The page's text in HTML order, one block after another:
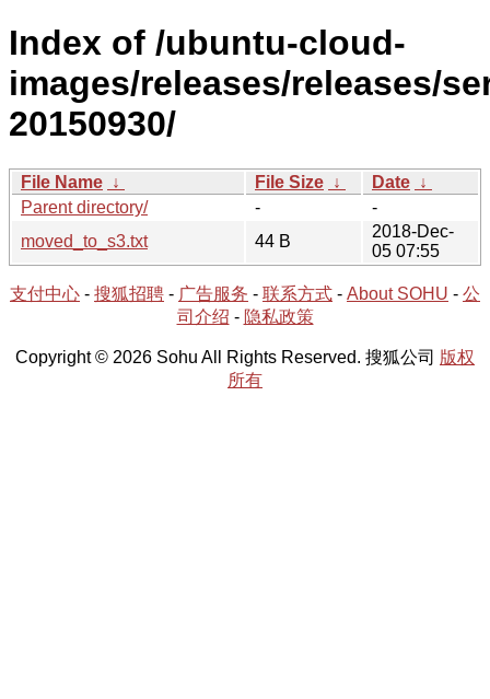
Index of /ubuntu-cloud-
images/releases/releases/
20150930/
File Name ↓ File Size ↓ Date ↓
Parent directory/
-
-
moved_to_s3.txt
44 B
2018-Dec-
05 07:55
支付中心 - 搜狐招聘 - 广告服务 - 联系方式 - About SOHU - 公
司介绍 - 隐私政策
Copyright © 2026 Sohu All Rights Reserved. 搜狐公司 版权
所有